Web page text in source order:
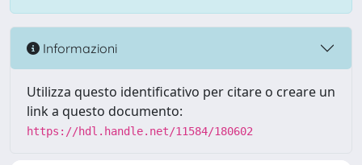
Informazioni
Utilizza questo identificativo per citare o creare un
link a questo documento:
https://hdl.handle.net/11584/180602